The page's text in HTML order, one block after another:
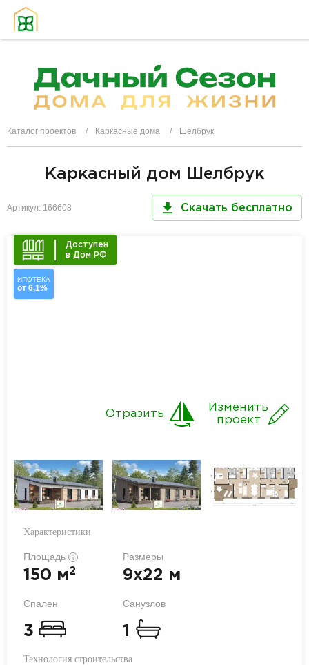
Каталог проектов Каркасные дома Шелбрук
Каркасный дом Шелбрук
Артикул: 166608 Скачать бесплатно
Доступен
в Дом РФ
ИПОТЕКА
от 6,1%
Изменить
проект
Отразить
Характеристики
Площадь i
150 м2
Размеры
9x22 м
Спален
3
Санузлов
1
Технология строительства